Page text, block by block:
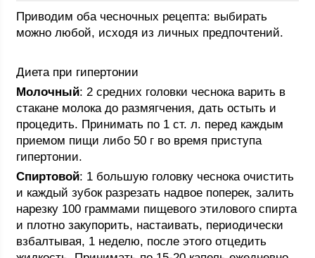
Приводим оба чесночных рецепта: выбирать
можно любой, исходя из личных предпочтений.
Диета при гипертонии
Молочный: 2 средних головки чеснока варить в
стакане молока до размягчения, дать остыть и
процедить. Принимать по 1 ст. л. перед каждым
приемом пищи либо 50 г во время приступа
гипертонии.
Спиртовой: 1 большую головку чеснока очистить
и каждый зубок разрезать надвое поперек, залить
нарезку 100 граммами пищевого этилового спирта
и плотно закупорить, настаивать, периодически
взбалтывая, 1 неделю, после этого отцедить